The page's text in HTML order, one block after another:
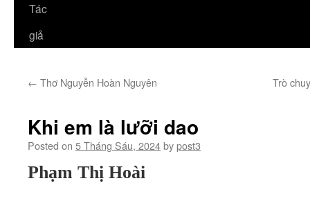
Tác
giả
← Thơ Nguyễn Hoàn Nguyên Trò
Khi em là lưỡi dao
Posted on 5 Tháng Sáu, 2024bypost3
Phạm Thị Hoài